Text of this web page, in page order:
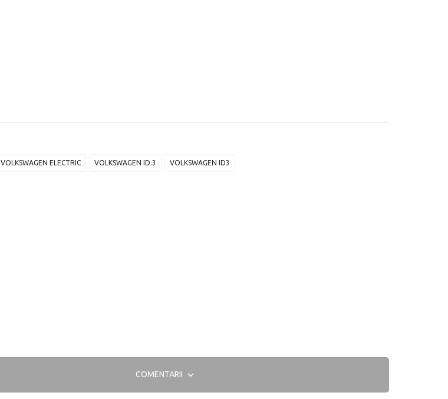
VOLKSWAGEN ELECTRIC VOLKSWAGEN ID.3 VOLKSWAGEN ID3
COMENTARII